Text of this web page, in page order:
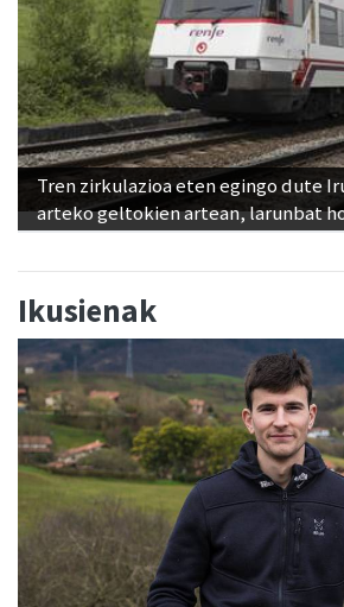
Tren zirkulazioa eten egingo dute
arteko geltokien artean, larunbat
Ikusienak